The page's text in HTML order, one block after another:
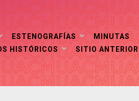
ESTENOGRAFÍAS
MINUTAS
HISTÓRICOS SITIO ANTERIOR